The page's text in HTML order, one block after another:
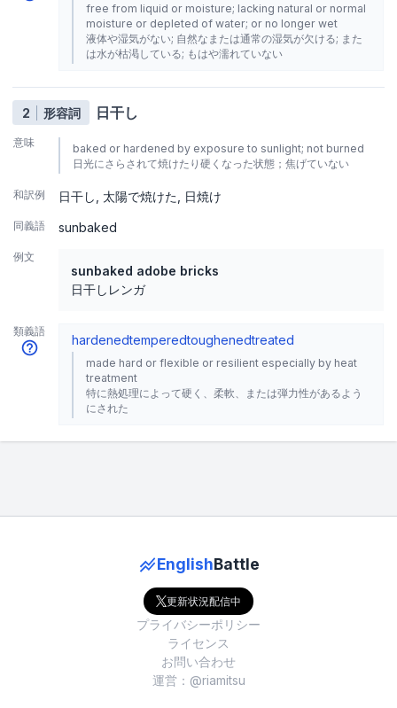
free from liquid or moisture; lacking natural or normal
moisture or depleted of water; or no longer wet
液体や湿気がない; 自然なまたは通常の湿気が欠ける; また
は水が枯渇している; もはや濡れていない
2 形容詞 日干し
意味
baked or hardened by exposure to sunlight; not burned
日光にさらされて焼けたり硬くなった状態；焦げていない
和訳例 日干し 太陽で焼けた 日焼け
同義語 sunbaked
例文
sunbaked adobe bricks
日干しレンガ
類義語
hardenedtemperedtoughenedtreated
made hard or flexible or resilient especially by heat
treatment
特に熱処理によって硬く、柔軟、または弾力性があるよう
にされた
EnglishBattle
更新状況配信中
プライバシーポリシー
ライセンス
お問い合わせ
運営：@riamitsu